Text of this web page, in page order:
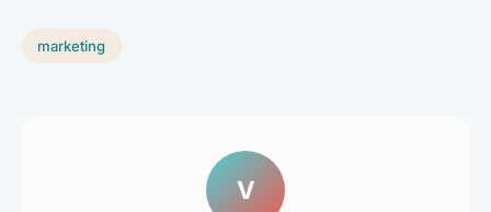
marketing
V